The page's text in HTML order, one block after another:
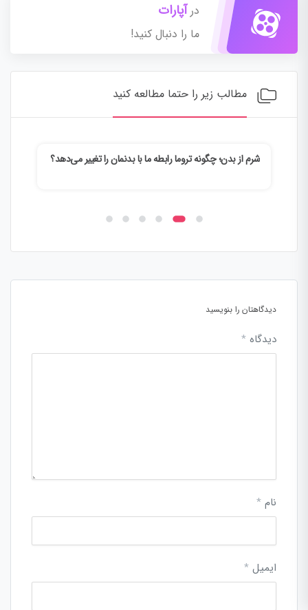
درآپارات
ما را دنبال کنید!
مطالب زیر را حتما مطالعه کنید
شرم از بدن؛ چگونه تروما رابطه ما با بدنمان را تغییر می‌دهد؟
دیدگاهتان را بنویسید
دیدگاه *
نام *
ایمیل *